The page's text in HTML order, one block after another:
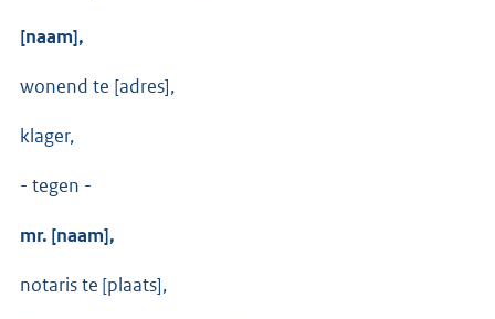
[naam],
wonend te [adres],
klager,
- tegen -
mr. [naam],
notaris te [plaats],